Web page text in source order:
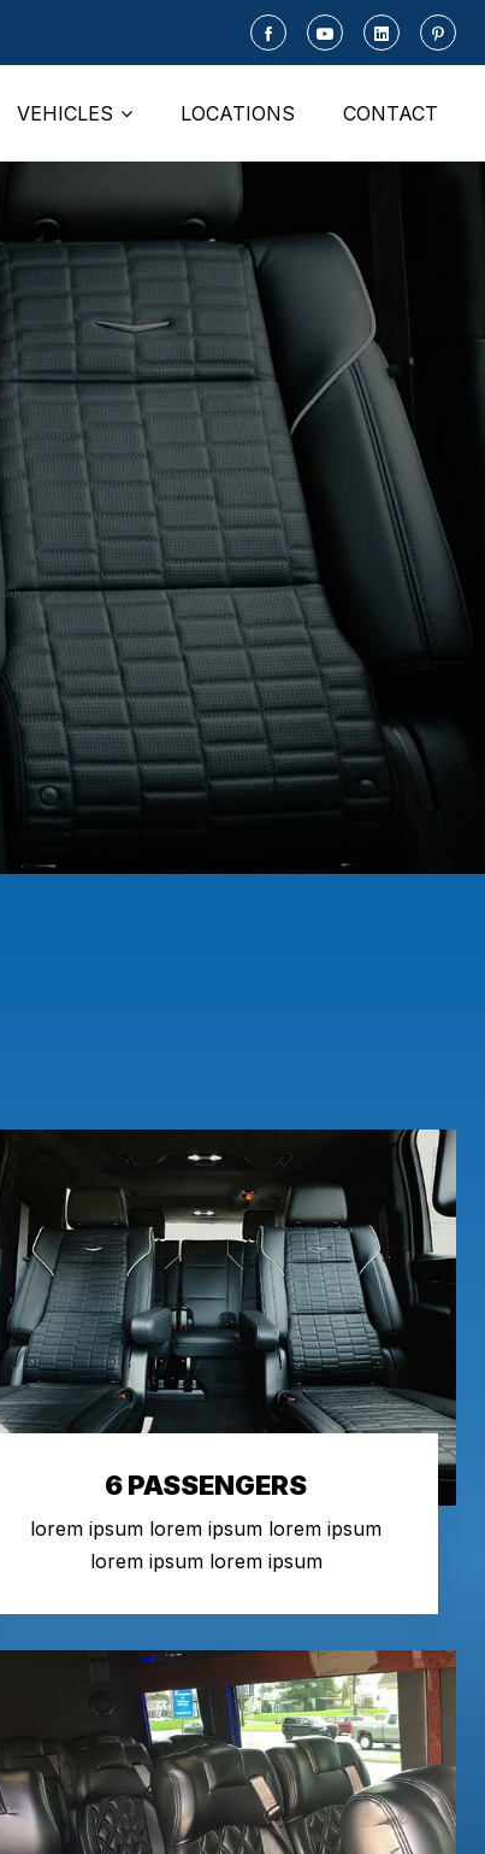
VEHICLES LOCATIONS CONTACT
6 PASSENGERS
lorem ipsum lorem ipsum lorem ipsum
lorem ipsum lorem ipsum